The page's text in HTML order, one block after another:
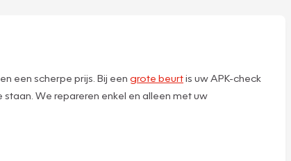
een scherpe prijs. Bij een grote beurtis uw APK-check
We repareren enkel en alleen met uw